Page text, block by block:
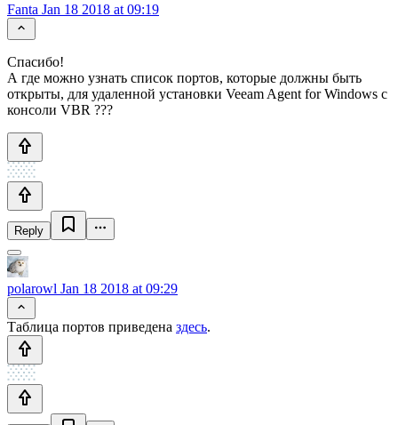
Fanta Jan 18 2018 at 09:19
Спасибо!
А где можно узнать список портов, которые должны быть
открыты, для удаленной установки Veeam Agent for Windows с
консоли VBR ???
Reply
polarowl Jan 18 2018 at 09:29
Таблица портов приведена здесь.